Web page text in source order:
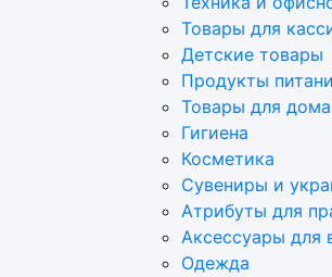
Товары для
Детские товары
Продукты
Товары для дома
Гигиена
Косметика
Сувениры и
Атрибуты для
Аксеcсуары для
Одежда